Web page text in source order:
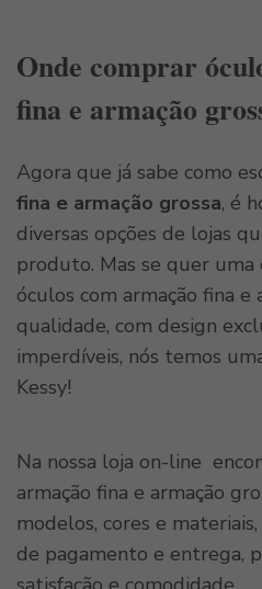
Onde comprar
fina e armação
Agora que já sabe como
fina e armação grossa, é
diversas opções de lojas
produto. Mas se quer
óculos com armação fina e
qualidade, com design
imperdíveis, nós temos
Kessy!
Na nossa loja on-line
armação fina e armação
modelos, cores e
de pagamento e entrega,